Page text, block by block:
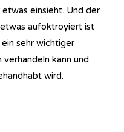
einsieht. Und der
etwas aufoktroyiert ist
sehr wichtiger
kann und
wird.